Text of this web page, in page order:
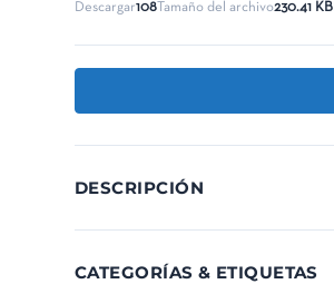
Descargar108 Tamaño del archivo230.41 KB
DESCRIPCIÓN
CATEGORÍAS & ETIQUETAS